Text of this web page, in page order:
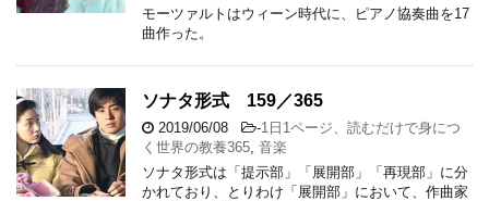
モーツァルトはウィーン時代に、ピアノ協奏曲を17
曲作った。
ソナタ形式 159／365
2019/06/08 -1日1ページ、読むだけで身につ
く世界の教養365 音楽
ソナタ形式は「提示部」「展開部」「再現部」に分
かれており、とりわけ「展開部」において、作曲家